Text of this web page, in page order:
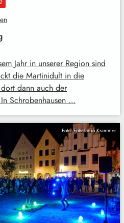
Jahr in unserer Region sind
die Martinidult in die
dann auch der
Schrobenhausen …
Foto: Fotostudio Krammer